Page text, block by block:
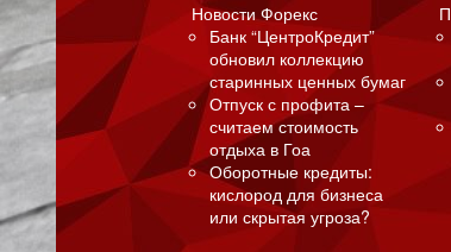
Новости Форекс
Банк “ЦентроКредит”
обновил коллекцию
старинных ценных бумаг
Отпуск с профита –
считаем стоимость
отдыха в Гоа
Оборотные кредиты:
кислород для бизнеса
или скрытая угроза?